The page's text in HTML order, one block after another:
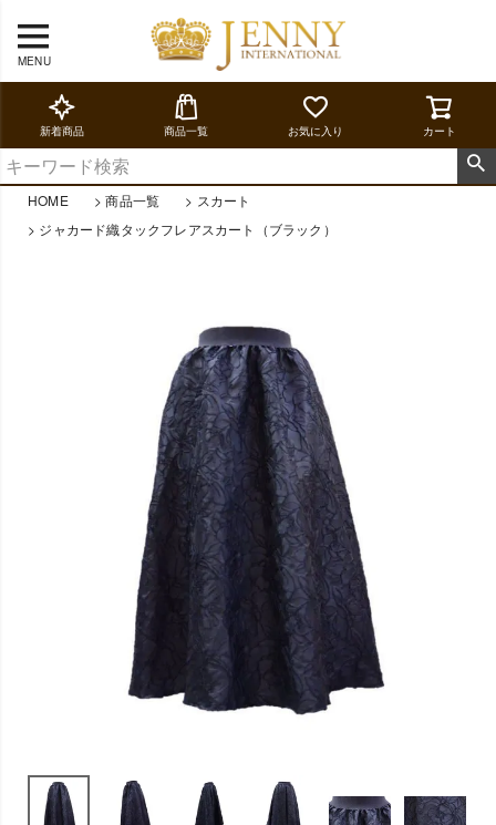
MENU
新着商品 商品一覧 お気に入り カート
HOME 商品一覧
スカート
ジャカード織タックフレアスカート（ブラック）